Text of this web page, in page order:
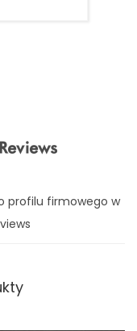
profilu firmowego w